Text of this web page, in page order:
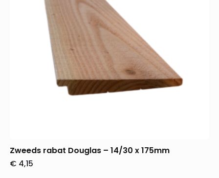
Zweeds rabat Douglas – 14/30 x 175mm
€ 4,15